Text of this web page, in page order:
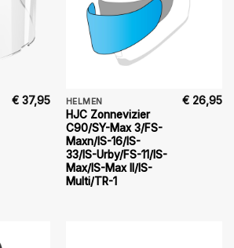
€ 37,95 HELMEN
HJC Zonnevizier
C90/SY-Max 3/FS-
Maxn/IS-16/IS-
33/IS-Urby/FS-11/IS-
Max/IS-Max II/IS-
Multi/TR-1
€ 26,95